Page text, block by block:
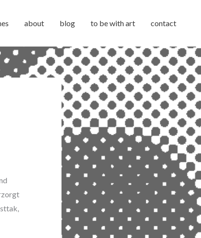
about blog to be with art contact